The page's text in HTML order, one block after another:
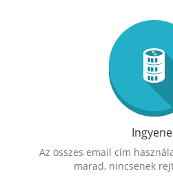
Az összes email cím
marad, nincsenek